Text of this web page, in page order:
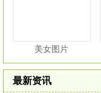
美女图片
最新资讯